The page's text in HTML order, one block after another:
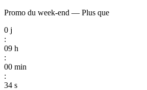
Promo du week-end — Plus que
0 j
:
09 h
:
00 min
:
33 s